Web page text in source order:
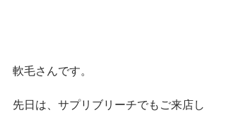
軟毛さんです。
先日は、サプリブリーチでもご来店し